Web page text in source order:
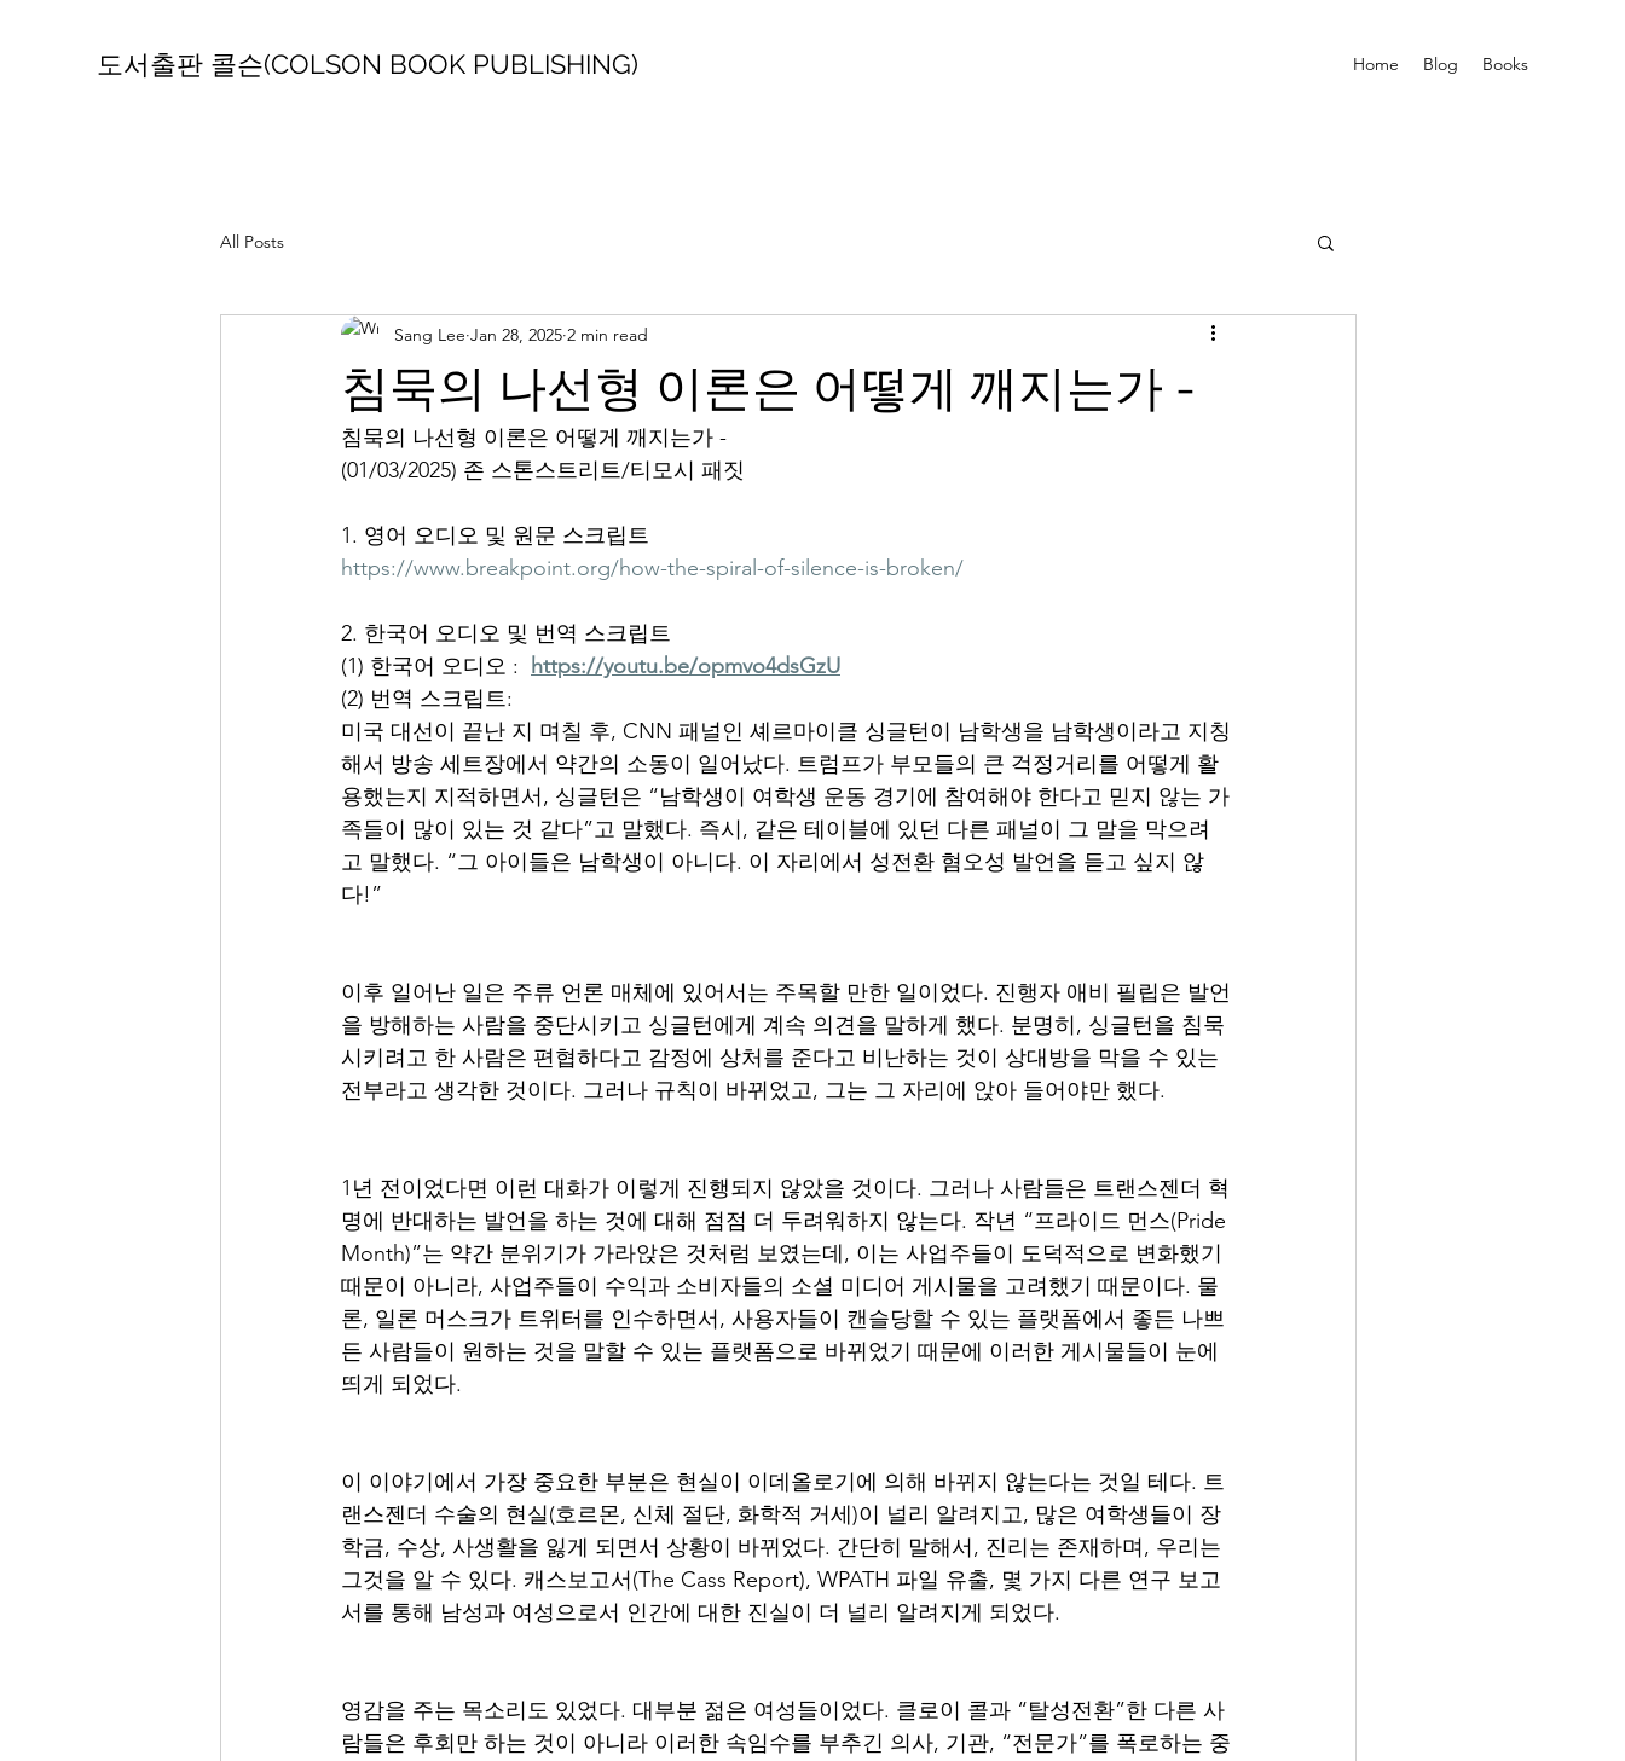
도서출판 콜슨(COLSON BOOK PUBLISHING) Home Blog Books
All Posts
침묵의 나선형 이론은 어떻게 깨지는가 -
Sang Lee Jan 28, 2025 2 min read
침묵의 나선형 이론은 어떻게 깨지는가 -
(01/03/2025) 존 스톤스트리트/티모시 패짓
1. 영어 오디오 및 원문 스크립트
https://www.breakpoint.org/how-the-spiral-of-silence-is-broken/
2. 한국어 오디오 및 번역 스크립트
(1) 한국어 오디오 :
https://youtu.be/opmvo4dsGzU
(2) 번역 스크립트:
미국 대선이 끝난 지 며칠 후, CNN 패널인 셰르마이클 싱글턴이 남학생을 남학생이라고 지칭
해서 방송 세트장에서 약간의 소동이 일어났다. 트럼프가 부모들의 큰 걱정거리를 어떻게 활
용했는지 지적하면서, 싱글턴은 “남학생이 여학생 운동 경기에 참여해야 한다고 믿지 않는 가
족들이 많이 있는 것 같다”고 말했다. 즉시, 같은 테이블에 있던 다른 패널이 그 말을 막으려
고 말했다. “그 아이들은 남학생이 아니다. 이 자리에서 성전환 혐오성 발언을 듣고 싶지 않
다!”
이후 일어난 일은 주류 언론 매체에 있어서는 주목할 만한 일이었다. 진행자 애비 필립은 발언
을 방해하는 사람을 중단시키고 싱글턴에게 계속 의견을 말하게 했다. 분명히, 싱글턴을 침묵
시키려고 한 사람은 편협하다고 감정에 상처를 준다고 비난하는 것이 상대방을 막을 수 있는
전부라고 생각한 것이다. 그러나 규칙이 바뀌었고, 그는 그 자리에 앉아 들어야만 했다.
1년 전이었다면 이런 대화가 이렇게 진행되지 않았을 것이다. 그러나 사람들은 트랜스젠더 혁
명에 반대하는 발언을 하는 것에 대해 점점 더 두려워하지 않는다. 작년 “프라이드 먼스(Pride
Month)”는 약간 분위기가 가라앉은 것처럼 보였는데, 이는 사업주들이 도덕적으로 변화했기
때문이 아니라, 사업주들이 수익과 소비자들의 소셜 미디어 게시물을 고려했기 때문이다. 물
론, 일론 머스크가 트위터를 인수하면서, 사용자들이 캔슬당할 수 있는 플랫폼에서 좋든 나쁘
든 사람들이 원하는 것을 말할 수 있는 플랫폼으로 바뀌었기 때문에 이러한 게시물들이 눈에
띄게 되었다.
이 이야기에서 가장 중요한 부분은 현실이 이데올로기에 의해 바뀌지 않는다는 것일 테다. 트
랜스젠더 수술의 현실(호르몬, 신체 절단, 화학적 거세)이 널리 알려지고, 많은 여학생들이 장
학금, 수상, 사생활을 잃게 되면서 상황이 바뀌었다. 간단히 말해서, 진리는 존재하며, 우리는
그것을 알 수 있다. 캐스보고서(The Cass Report), WPATH 파일 유출, 몇 가지 다른 연구 보고
서를 통해 남성과 여성으로서 인간에 대한 진실이 더 널리 알려지게 되었다.
영감을 주는 목소리도 있었다. 대부분 젊은 여성들이었다. 클로이 콜과 “탈성전환”한 다른 사
람들은 후회만 하는 것이 아니라 이러한 속임수를 부추긴 의사, 기관, “전문가”를 폭로하는 중